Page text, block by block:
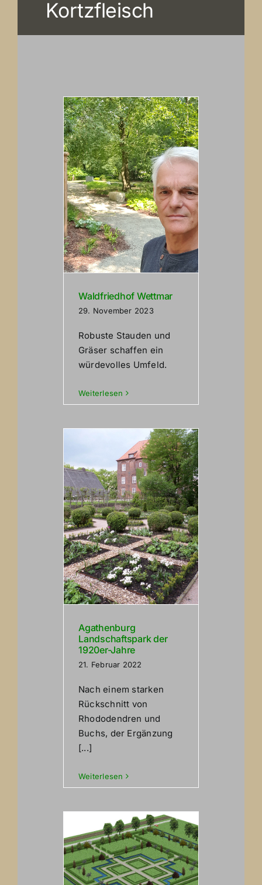
Kortzfleisch
Waldfriedhof Wettmar
29. November 2023
Robuste Stauden und
Gräser schaffen ein
würdevolles Umfeld.
Weiterlesen
Agathenburg
Landschaftspark der
1920er-Jahre
21. Februar 2022
Nach einem starken
Rückschnitt von
Rhododendren und
Buchs, der Ergänzung
[...]
Weiterlesen